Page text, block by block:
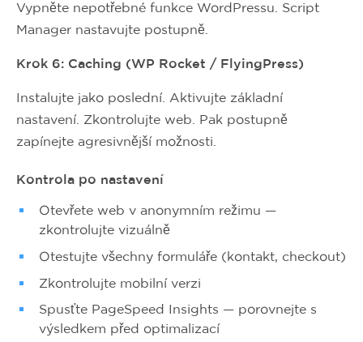
Vypněte nepotřebné funkce WordPressu. Script
Manager nastavujte postupně.
Krok 6: Caching (WP Rocket / FlyingPress)
Instalujte jako poslední. Aktivujte základní
nastavení. Zkontrolujte web. Pak postupně
zapínejte agresivnější možnosti.
Kontrola po nastavení
Otevřete web v anonymním režimu —
zkontrolujte vizuálně
Otestujte všechny formuláře (kontakt, checkout)
Zkontrolujte mobilní verzi
Spusťte PageSpeed Insights — porovnejte s
výsledkem před optimalizací